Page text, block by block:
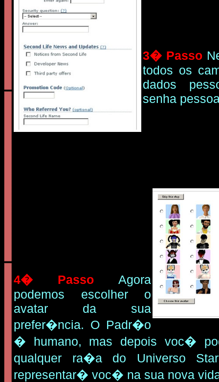
3� Passo
todos os
dados
senha
4� Passo Agora
podemos escolher o
avatar da sua
prefer�ncia. O Padr�o
� humano, mas depois voc�
qualquer ra�a do Universo
representar� voc� na sua nova